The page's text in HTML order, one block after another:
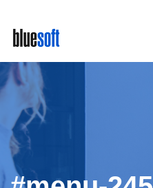
main
content